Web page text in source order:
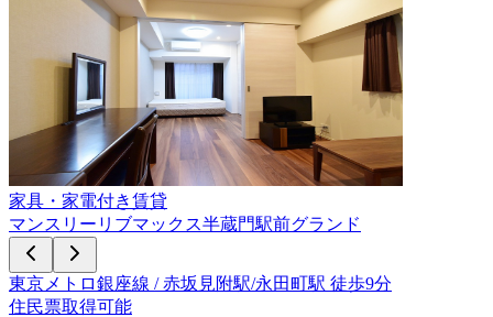
家具・家電付き賃貸
マンスリーリブマックス半蔵門駅前グランド
東京メトロ銀座線 / 赤坂見附駅/永田町駅 徒歩9分
住民票取得可能